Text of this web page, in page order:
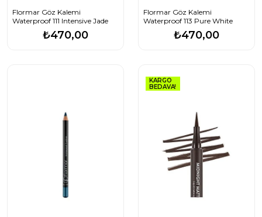
Flormar Göz Kalemi
Waterproof 111 Intensive Jade
₺470,00
Flormar Göz Kalemi
Waterproof 113 Pure White
₺470,00
KARGO
BEDAVA!